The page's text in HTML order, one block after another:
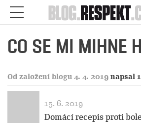
Respekt
CO SE MI MIHNE
Od založení blogu 4. 4. 2019 napsal
15. 6. 2019
Domácí recepis proti